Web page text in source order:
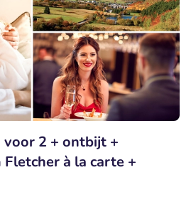
2 + ontbijt +
à la carte +